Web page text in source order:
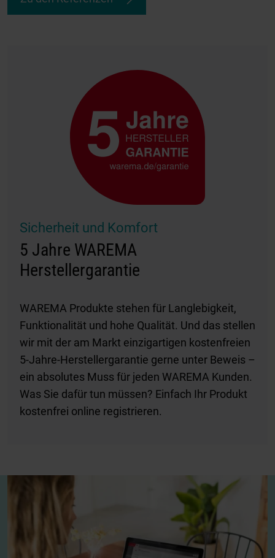
Sicherheit und Komfort
5 Jahre WAREMA
Herstellergarantie
WAREMA Produkte stehen für Langlebigkeit,
Funktionalität und hohe Qualität. Und das stellen
wir mit der am Markt einzigartigen kostenfreien
5-Jahre-Herstellergarantie gerne unter Beweis –
ein absolutes Muss für jeden WAREMA Kunden.
Was Sie dafür tun müssen? Einfach Ihr Produkt
kostenfrei online registrieren.